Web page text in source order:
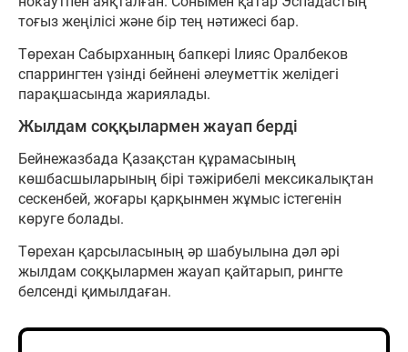
тоғыз жеңілісі және бір тең нәтижесі бар.
Төрехан Сабырханның бапкері Ілияс Оралбеков
спаррингтен үзінді бейнені әлеуметтік желідегі
парақшасында жариялады.
Жылдам соққылармен жауап берді
Бейнежазбада Қазақстан құрамасының
көшбасшыларының бірі тәжірибелі мексикалықтан
сескенбей, жоғары қарқынмен жұмыс істегенін
көруге болады.
Төрехан қарсыласының әр шабуылына дәл әрі
жылдам соққылармен жауап қайтарып, рингте
белсенді қимылдаған.